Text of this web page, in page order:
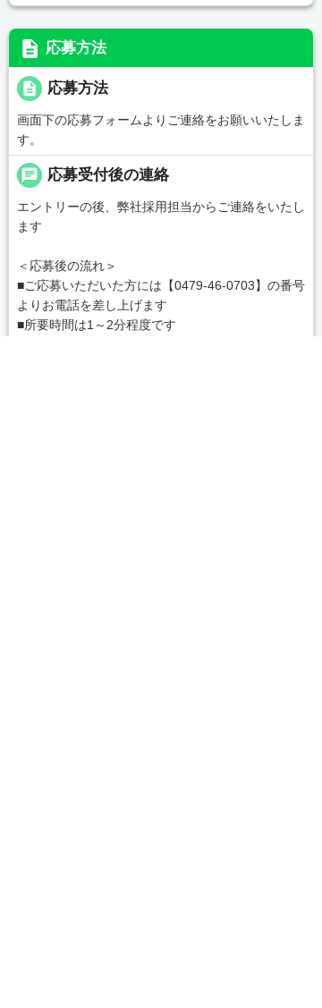
description 応募方法
description 応募方法
画面下の応募フォームよりご連絡をお願いいたしま
す。
chat 応募受付後の連絡
エントリーの後、弊社採用担当からご連絡をいたし
ます
＜応募後の流れ＞
■ご応募いただいた方には【0479-46-0703】の番号
よりお電話を差し上げます
■所要時間は1～2分程度です